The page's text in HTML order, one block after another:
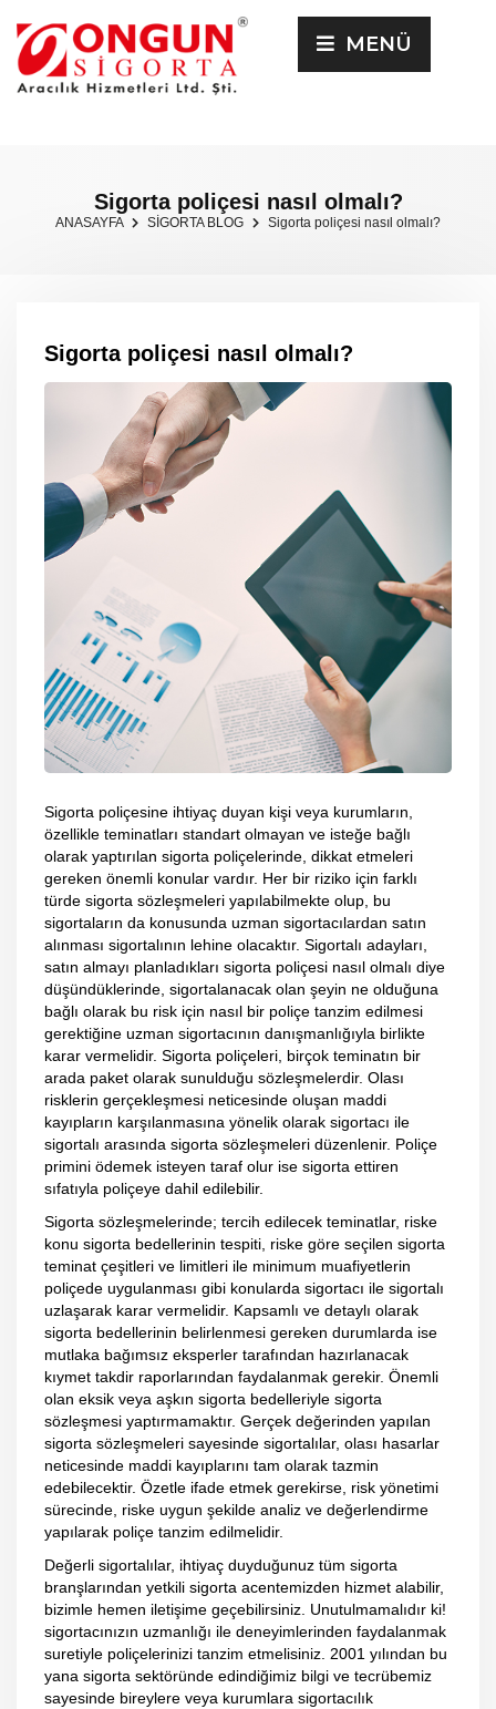
MENÜ
Sigorta poliçesi nasıl olmalı?
ANASAYFA SİGORTA BLOG Sigorta poliçesi nasıl olmalı?
Sigorta poliçesi nasıl olmalı?
Sigorta poliçesine ihtiyaç duyan kişi veya kurumların,
özellikle teminatları standart olmayan ve isteğe bağlı
olarak yaptırılan sigorta poliçelerinde, dikkat etmeleri
gereken önemli konular vardır. Her bir riziko için farklı
türde sigorta sözleşmeleri yapılabilmekte olup, bu
sigortaların da konusunda uzman sigortacılardan satın
alınması sigortalının lehine olacaktır. Sigortalı adayları,
satın almayı planladıkları sigorta poliçesi nasıl olmalı diye
düşündüklerinde, sigortalanacak olan şeyin ne olduğuna
bağlı olarak bu risk için nasıl bir poliçe tanzim edilmesi
gerektiğine uzman sigortacının danışmanlığıyla birlikte
karar vermelidir. Sigorta poliçeleri, birçok teminatın bir
arada paket olarak sunulduğu sözleşmelerdir. Olası
risklerin gerçekleşmesi neticesinde oluşan maddi
kayıpların karşılanmasına yönelik olarak sigortacı ile
sigortalı arasında sigorta sözleşmeleri düzenlenir. Poliçe
primini ödemek isteyen taraf olur ise sigorta ettiren
sıfatıyla poliçeye dahil edilebilir.
Sigorta sözleşmelerinde; tercih edilecek teminatlar, riske
konu sigorta bedellerinin tespiti, riske göre seçilen sigorta
teminat çeşitleri ve limitleri ile minimum muafiyetlerin
poliçede uygulanması gibi konularda sigortacı ile sigortalı
uzlaşarak karar vermelidir. Kapsamlı ve detaylı olarak
sigorta bedellerinin belirlenmesi gereken durumlarda ise
mutlaka bağımsız eksperler tarafından hazırlanacak
kıymet takdir raporlarından faydalanmak gerekir. Önemli
olan eksik veya aşkın sigorta bedelleriyle sigorta
sözleşmesi yaptırmamaktır. Gerçek değerinden yapılan
sigorta sözleşmeleri sayesinde sigortalılar, olası hasarlar
neticesinde maddi kayıplarını tam olarak tazmin
edebilecektir. Özetle ifade etmek gerekirse, risk yönetimi
sürecinde, riske uygun şekilde analiz ve değerlendirme
yapılarak poliçe tanzim edilmelidir.
Değerli sigortalılar, ihtiyaç duyduğunuz tüm sigorta
branşlarından yetkili sigorta acentemizden hizmet alabilir,
bizimle hemen iletişime geçebilirsiniz. Unutulmamalıdır ki!
sigortacınızın uzmanlığı ile deneyimlerinden faydalanmak
suretiyle poliçelerinizi tanzim etmelisiniz. 2001 yılından bu
yana sigorta sektöründe edindiğimiz bilgi ve tecrübemiz
sayesinde bireylere veya kurumlara sigortacılık